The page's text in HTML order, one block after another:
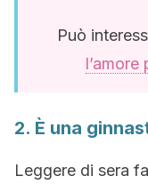
Può
2. È una
Leggere di sera